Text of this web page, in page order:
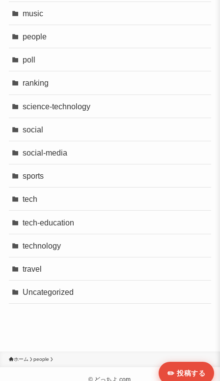
music
people
poll
ranking
science-technology
social
social-media
sports
tech
tech-education
technology
travel
Uncategorized
ホーム people
©どっちよ.com.
✏️ 投稿する